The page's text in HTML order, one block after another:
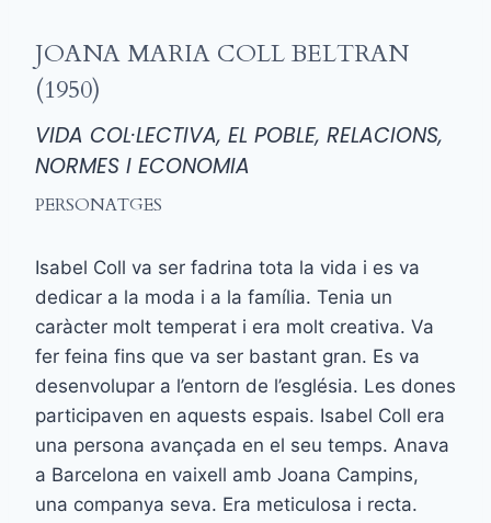
JOANA MARIA COLL BELTRAN
(1950)
VIDA COL·LECTIVA, EL POBLE, RELACIONS,
NORMES I ECONOMIA
PERSONATGES
Isabel Coll va ser fadrina tota la vida i es va
dedicar a la moda i a la família. Tenia un
caràcter molt temperat i era molt creativa. Va
fer feina fins que va ser bastant gran. Es va
desenvolupar a l’entorn de l’església. Les dones
participaven en aquests espais. Isabel Coll era
una persona avançada en el seu temps. Anava
a Barcelona en vaixell amb Joana Campins,
una companya seva. Era meticulosa i recta.